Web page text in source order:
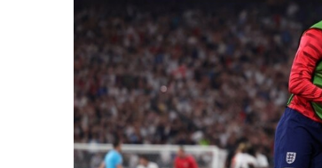
ПОДКАСТ ЗОШТО?